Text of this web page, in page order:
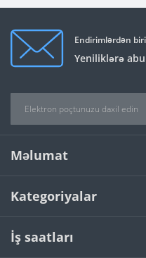
Endirimlərdən
Yeniliklərə
Məlumat
Kategoriyalar
İş saatları